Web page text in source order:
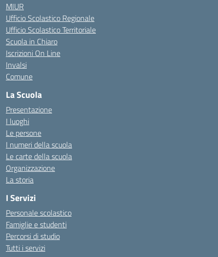
MIUR
Ufficio Scolastico Regionale
Ufficio Scolastico Territoriale
Scuola in Chiaro
Iscrizioni On Line
Invalsi
Comune
La Scuola
Presentazione
I luoghi
Le persone
I numeri della scuola
Le carte della scuola
Organizzazione
La storia
I Servizi
Personale scolastico
Famiglie e studenti
Percorsi di studio
Tutti i servizi